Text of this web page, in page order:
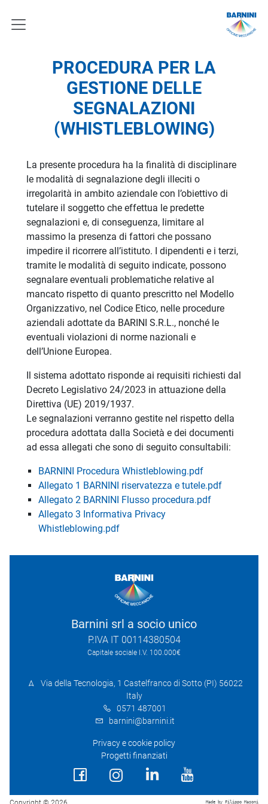
PROCEDURA PER LA
GESTIONE DELLE
SEGNALAZIONI
(WHISTLEBLOWING)
La presente procedura ha la finalità di disciplinare
le modalità di segnalazione degli illeciti o
irregolarità in ambito aziendale con l’obiettivo di
tutelare il soggetto che effettua le predette
segnalazioni e, di conseguenza, limitare al
massimo la presenza di fattori che possano
impedire il ricorrere all’istituto. I dipendenti e i terzi,
tramite le modalità di seguito indicate, possono
segnalare eventuali problematiche relative al
mancato rispetto di quanto prescritto nel Modello
Organizzativo, nel Codice Etico, nelle procedure
aziendali adottate da BARINI S.R.L., nonché le
eventuali violazioni di norme nazionali e
dell’Unione Europea.
Il sistema adottato risponde ai requisiti richiesti dal
Decreto Legislativo 24/2023 in attuazione della
Direttiva (UE) 2019/1937.
Le segnalazioni verranno gestite nel rispetto della
procedura adottata dalla Società e dei documenti
ad essa allegati che sono di seguito consultabili:
BARNINI Procedura Whistleblowing.pdf
Allegato 1 BARNINI riservatezza e tutele.pdf
Allegato 2 BARNINI Flusso procedura.pdf
Allegato 3 Informativa Privacy
Whistleblowing.pdf
Barnini srl a socio unico
P.IVA IT 00114380504
Capitale sociale I.V. 100.000€
Via della Tecnologia, 1 Castelfranco di Sotto (PI) 56022
Italy
0571 487001
barnini@barnini.it
Privacy e cookie policy
Progetti finanziati
Made by Filippo Masoni